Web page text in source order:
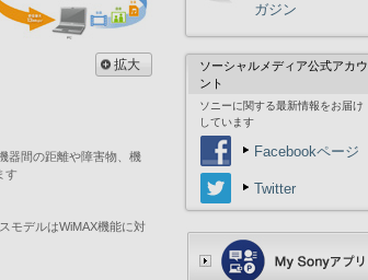
拡大
器間の距離や障害物、機
す
モデルはWiMAX機能に対
ガジン
ソーシャルメディア公式アカウ
ント
ソニーに関する最新情報をお届け
しています
Facebookページ
Twitter